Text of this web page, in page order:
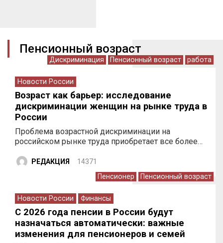
Пенсионный возраст
Дискриминация Пенсионный возраст работа
Новости России
Возраст как барьер: исследование
дискриминации женщин на рынке труда в
России
Проблема возрастной дискриминации на
российском рынке труда приобретает все более…
РЕДАКЦИЯ 14371
Пенсионер Пенсионный возраст
Новости России Финансы
С 2026 года пенсии в России будут
назначаться автоматически: важные
изменения для пенсионеров и семей